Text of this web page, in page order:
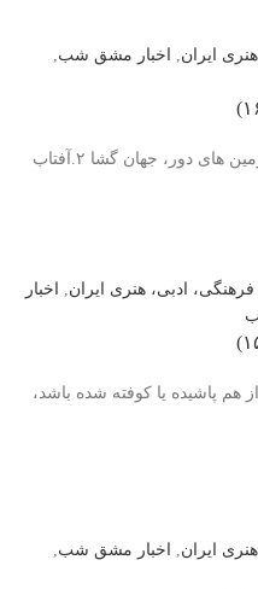
ایران اخبار مشق شب
۱. آفاق گیر: به تصرف درآورنده سرزمین های دور، جهان گشا ۲.آفتاب
فرهنگی، ادبی، هنری ایران
اخبار
هم پاشیده یا کوفته شده باشد،
ایران اخبار مشق شب